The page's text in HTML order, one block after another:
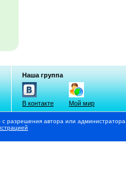
Наша группа
В контакте Мой мир
разрешения автора или